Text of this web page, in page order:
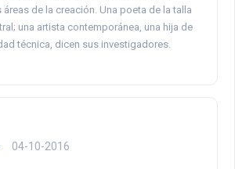
de la creación. Una poeta de la talla
una artista contemporánea, una hija de
técnica, dicen sus investigadores.
04-10-2016